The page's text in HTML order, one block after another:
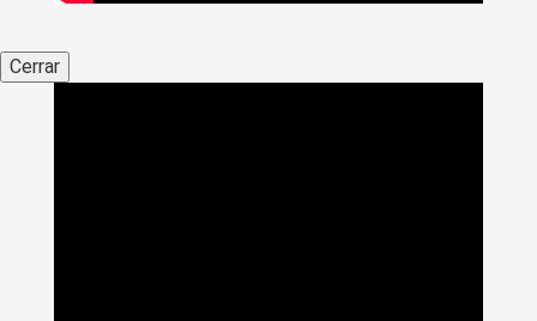
Cerrar